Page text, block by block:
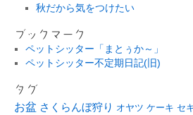
秋だから気をつけたい
ブックマーク
ペットシッター「まとぅか～」
ペットシッター不定期日記(旧)
タグ
お盆 さくらんぼ狩り オヤツ ケーキ セ